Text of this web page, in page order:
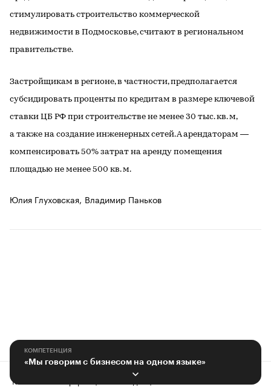
стимулировать строительство коммерческой
недвижимости в Подмосковье, считают в региональном
правительстве.
Застройщикам в регионе, в частности, предполагается
субсидировать проценты по кредитам в размере ключевой
ставки ЦБ РФ при строительстве не менее 30 тыс. кв. м,
а также на создание инженерных сетей. А арендаторам —
компенсировать 50% затрат на аренду помещения
площадью не менее 500 кв. м.
Юлия Глуховская, Владимир Паньков
КОМПЕТЕНЦИЯ
«Мы говорим с бизнесом на одном языке»
Контактная информация
Редакция